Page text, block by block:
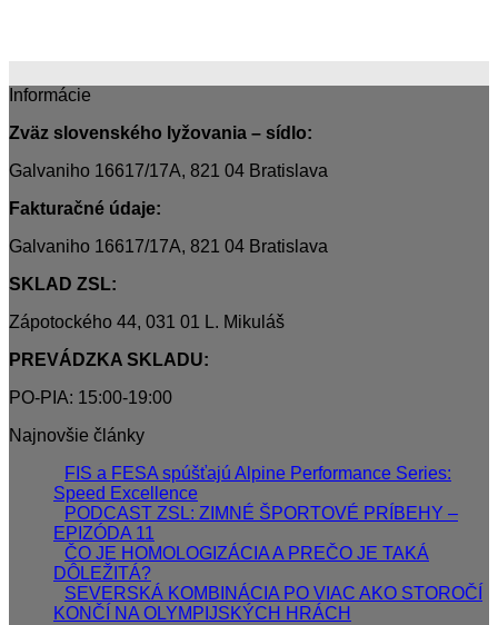
Informácie
Zväz slovenského lyžovania – sídlo:
Galvaniho 16617/17A, 821 04 Bratislava
Fakturačné údaje:
Galvaniho 16617/17A, 821 04 Bratislava
SKLAD ZSL:
Zápotockého 44, 031 01 L. Mikuláš
PREVÁDZKA SKLADU:
PO-PIA: 15:00-19:00
Najnovšie články
FIS a FESA spúšťajú Alpine Performance Series:
Speed Excellence
PODCAST ZSL: ZIMNÉ ŠPORTOVÉ PRÍBEHY –
EPIZÓDA 11
ČO JE HOMOLOGIZÁCIA A PREČO JE TAKÁ
DÔLEŽITÁ?
SEVERSKÁ KOMBINÁCIA PO VIAC AKO STOROČÍ
KONČÍ NA OLYMPIJSKÝCH HRÁCH